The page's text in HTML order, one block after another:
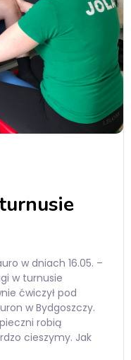
w dniach 16.05. –
w turnusie
ćwiczył pod
w Bydgoszczy.
robią
cieszymy. Jak